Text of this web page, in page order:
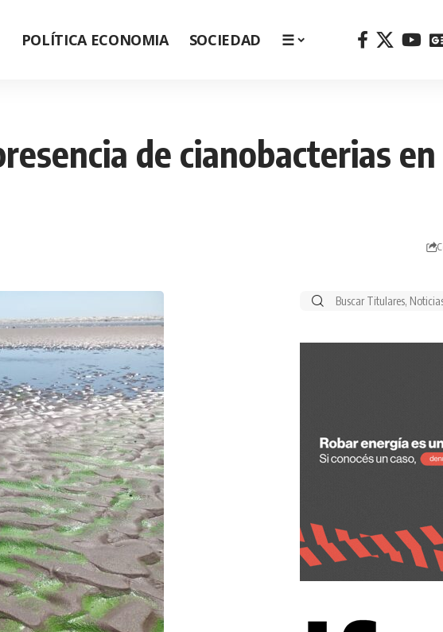
POLÍTICA ECONOMIA SOCIEDAD ☰
de cianobacterias
Buscar